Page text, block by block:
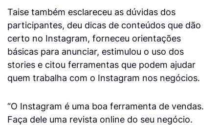
Taise também esclareceu as dúvidas dos
participantes, deu dicas de conteúdos que dão
certo no Instagram, forneceu orientações
básicas para anunciar, estimulou o uso dos
stories e citou ferramentas que podem ajudar
quem trabalha com o Instagram nos negócios.
“O Instagram é uma boa ferramenta de vendas.
Faça dele uma revista online do seu negócio.